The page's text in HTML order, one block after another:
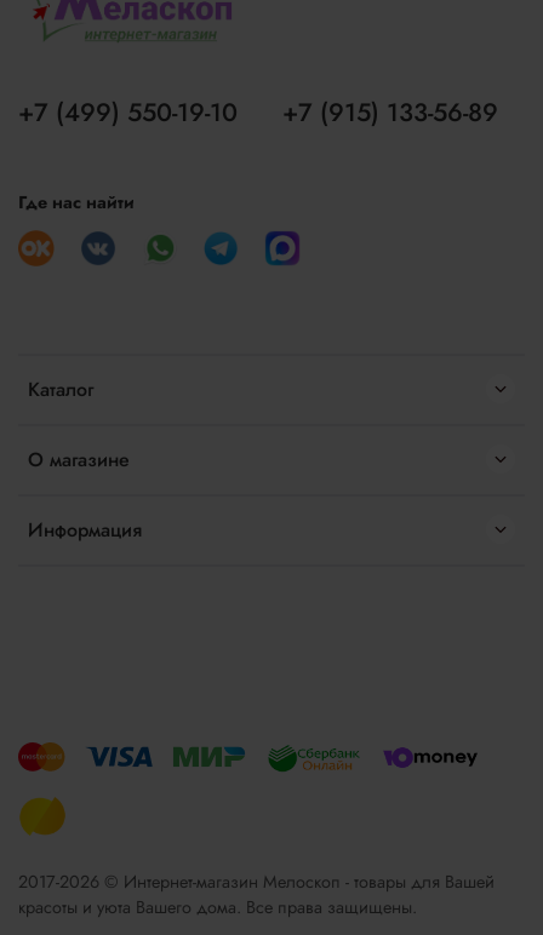
Каталог
О магазине
Информация
+7 (499) 550-19-10 +7 (915) 133-56-89
Где нас найти
2017-2026 © Интернет-магазин Мелоскоп - товары для Вашей
красоты и уюта Вашего дома. Все права защищены.